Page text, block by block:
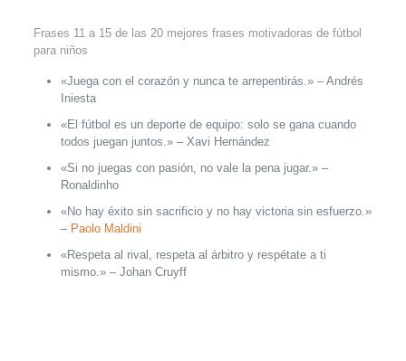
Frases 11 a 15 de las 20 mejores frases motivadoras de fútbol
para niños
«Juega con el corazón y nunca te arrepentirás.» – Andrés
Iniesta
«El fútbol es un deporte de equipo: solo se gana cuando
todos juegan juntos.» – Xavi Hernández
«Si no juegas con pasión, no vale la pena jugar.» –
Ronaldinho
«No hay éxito sin sacrificio y no hay victoria sin esfuerzo.»
– Paolo Maldini
«Respeta al rival, respeta al árbitro y respétate a ti
mismo.» – Johan Cruyff